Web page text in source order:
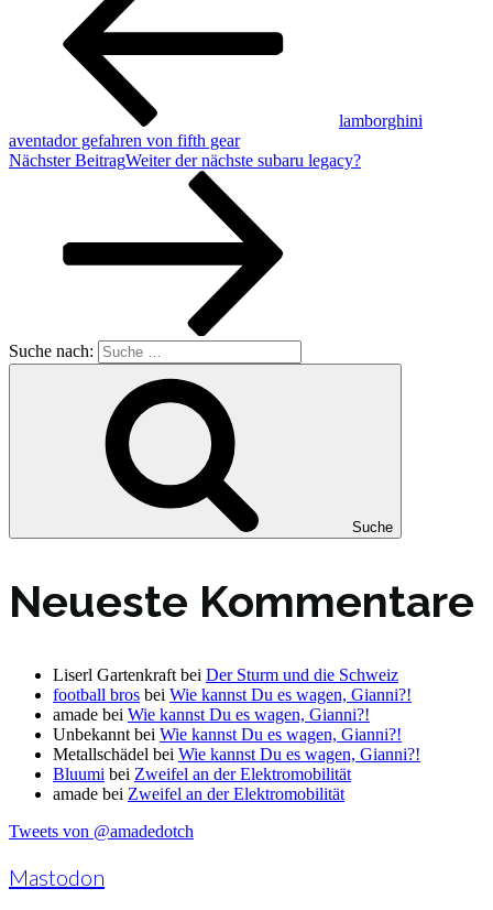
lamborghini
aventador gefahren von fifth gear
Nächster BeitragWeiter der nächste subaru legacy?
Suche nach:
Suche
Neueste Kommentare
Liserl Gartenkraft bei Der Sturm und die Schweiz
football bros bei Wie kannst Du es wagen, Gianni?!
amade bei Wie kannst Du es wagen, Gianni?!
Unbekannt bei Wie kannst Du es wagen, Gianni?!
Metallschädel bei Wie kannst Du es wagen, Gianni?!
Bluumi bei Zweifel an der Elektromobilität
amade bei Zweifel an der Elektromobilität
Tweets von @amadedotch
Mastodon